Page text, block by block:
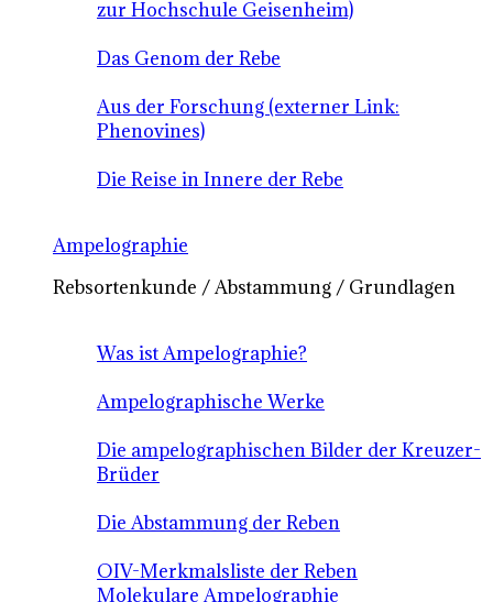
zur Hochschule Geisenheim)
Das Genom der Rebe
Aus der Forschung (externer Link:
Phenovines)
Die Reise in Innere der Rebe
Ampelographie
Rebsortenkunde / Abstammung / Grundlagen
Was ist Ampelographie?
Ampelographische Werke
Die ampelographischen Bilder der Kreuzer-
Brüder
Die Abstammung der Reben
OIV-Merkmalsliste der Reben
Molekulare Ampelographie